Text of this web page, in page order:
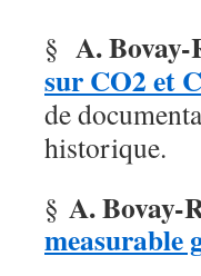
§ A.
sur CO2 et
de
historique.
§ A. Bovay-
measurable